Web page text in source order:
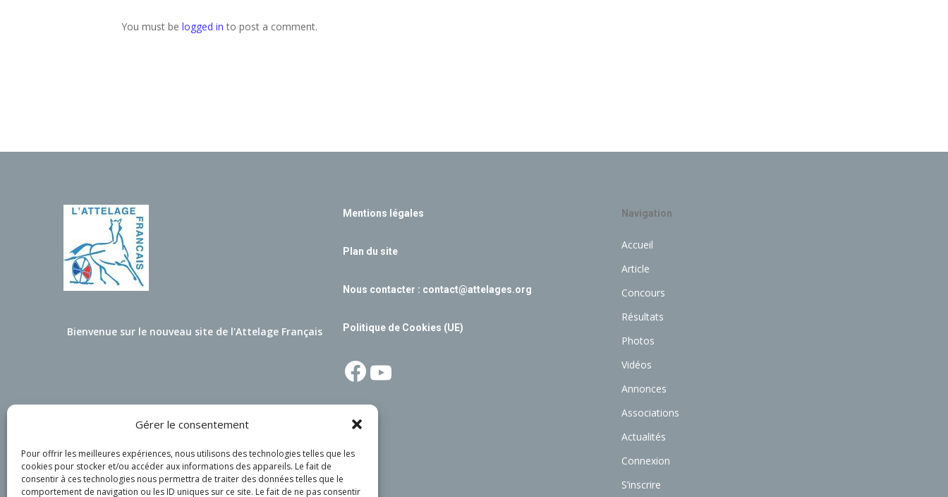
Gérer le consentement
Pour offrir les meilleures expériences, nous utilisons des technologies telles que les
cookies pour stocker et/ou accéder aux informations des appareils. Le fait de
consentir à ces technologies nous permettra de traiter des données telles que le
comportement de navigation ou les ID uniques sur ce site. Le fait de ne pas consentir
You must be logged in to post a comment.
Bienvenue sur le nouveau site de l'Attelage Français
Mentions légales
Plan du site
Nous contacter : contact@attelages.org
Politique de Cookies (UE)
Facebook
Navigation
Accueil
Article
Concours
Résultats
Photos
Vidéos
Annonces
Associations
Actualités
Connexion
S’inscrire